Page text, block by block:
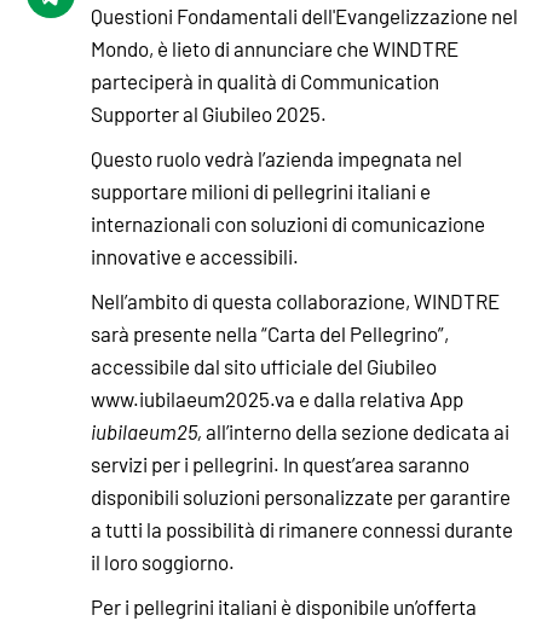
Questioni Fondamentali dell'Evangelizzazione nel
Mondo, è lieto di annunciare che WINDTRE
parteciperà in qualità di Communication
Supporter al Giubileo 2025.
Questo ruolo vedrà l’azienda impegnata nel
supportare milioni di pellegrini italiani e
internazionali con soluzioni di comunicazione
innovative e accessibili.
Nell’ambito di questa collaborazione, WINDTRE
sarà presente nella “Carta del Pellegrino”,
accessibile dal sito ufficiale del Giubileo
www.iubilaeum2025.va e dalla relativa App
iubilaeum25,all’interno della sezione dedicata ai
servizi per i pellegrini. In quest’area saranno
disponibili soluzioni personalizzate per garantire
a tutti la possibilità di rimanere connessi durante
il loro soggiorno.
Per i pellegrini italiani è disponibile un’offerta